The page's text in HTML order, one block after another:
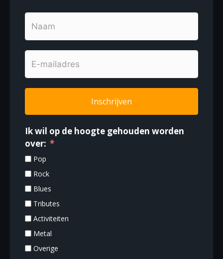
Inschrijven
Ik wil op de hoogte gehouden worden
over:
Pop
Rock
Blues
Tributes
Activiteiten
Metal
Overige